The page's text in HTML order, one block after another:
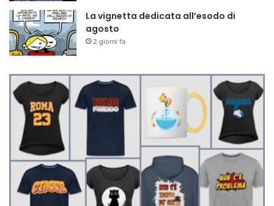
La vignetta dedicata all’esodo di
agosto
2 giorni fa